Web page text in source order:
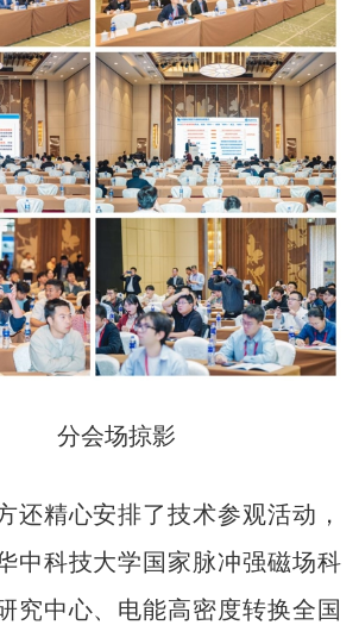
分会场掠影
精心安排了技术参观活动，
中科技大学国家脉冲强磁场科
究中心、电能高密度转换全国